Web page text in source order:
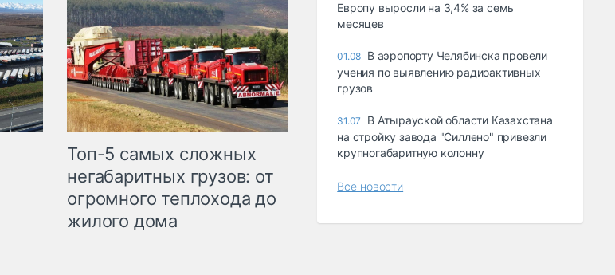
Топ-5 самых сложных
негабаритных грузов: от
огромного теплохода до
жилого дома
Европу выросли на 3,4% за семь
месяцев
01.08 В аэропорту Челябинска провели
учения по выявлению радиоактивных
грузов
31.07
В Атырауской области Казахстана
на стройку завода "Силлено" привезли
крупногабаритную колонну
Все новости